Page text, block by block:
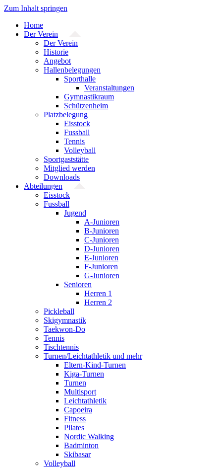
Zum Inhalt springen
Home
Der Verein
Der Verein
Historie
Angebot
Hallenbelegungen
Sporthalle
Veranstaltungen
Gymnastikraum
Schützenheim
Platzbelegung
Eisstock
Fussball
Tennis
Volleyball
Sportgaststätte
Mitglied werden
Downloads
Abteilungen
Eisstock
Fussball
Jugend
A-Junioren
B-Junioren
C-Junioren
D-Junioren
E-Junioren
F-Junioren
G-Junioren
Senioren
Herren 1
Herren 2
Pickleball
Skigymnastik
Taekwon-Do
Tennis
Tischtennis
Turnen/Leichtathletik und mehr
Eltern-Kind-Turnen
Kiga-Turnen
Turnen
Multisport
Leichtathletik
Capoeira
Fitness
Pilates
Nordic Walking
Badminton
Skibasar
Volleyball